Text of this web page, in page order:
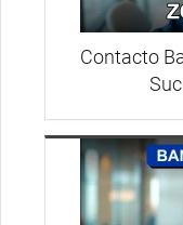
Contacto